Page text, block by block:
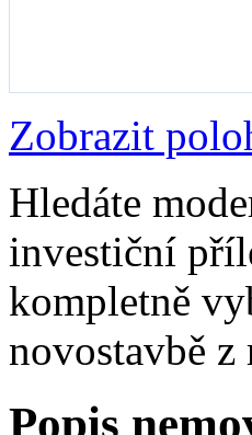
Zobrazit
Hledáte
investiční
kompletně
novostavbě z
Popis